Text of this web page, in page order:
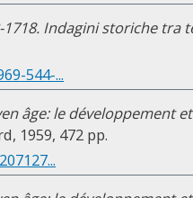
1718. Indagini storiche
544-...
âge: le développement
1959, 472 pp.